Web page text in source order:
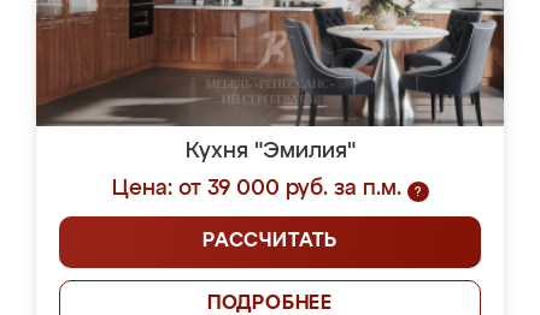
Кухня "Эмилия"
Цена: от 39 000 руб. за п.м.
?
РАССЧИТАТЬ
ПОДРОБНЕЕ